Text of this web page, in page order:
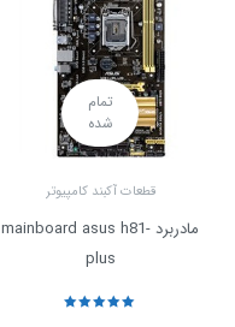
تمام
شده
قطعات آکبند کامپیوتر
مادربرد mainboard asus h81-
plus